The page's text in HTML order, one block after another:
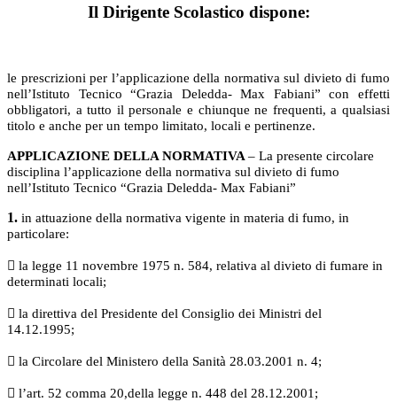
Il Dirigente Scolastico dispone:
le prescrizioni per l’applicazione della normativa sul divieto di fumo
nell’Istituto Tecnico “Grazia Deledda- Max Fabiani” con effetti
obbligatori, a tutto il personale e chiunque ne frequenti, a qualsiasi
titolo e anche per un tempo limitato, locali e pertinenze.
APPLICAZIONE DELLA NORMATIVA – La presente circolare
disciplina l’applicazione della normativa sul divieto di fumo
nell’Istituto Tecnico “Grazia Deledda- Max Fabiani”
1. in attuazione della normativa vigente in materia di fumo, in
particolare:
 la legge 11 novembre 1975 n. 584, relativa al divieto di fumare in
determinati locali;
 la direttiva del Presidente del Consiglio dei Ministri del
14.12.1995;
 la Circolare del Ministero della Sanità 28.03.2001 n. 4;
 l’art. 52 comma 20,della legge n. 448 del 28.12.2001;